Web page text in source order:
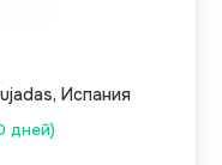
дней)
Испания